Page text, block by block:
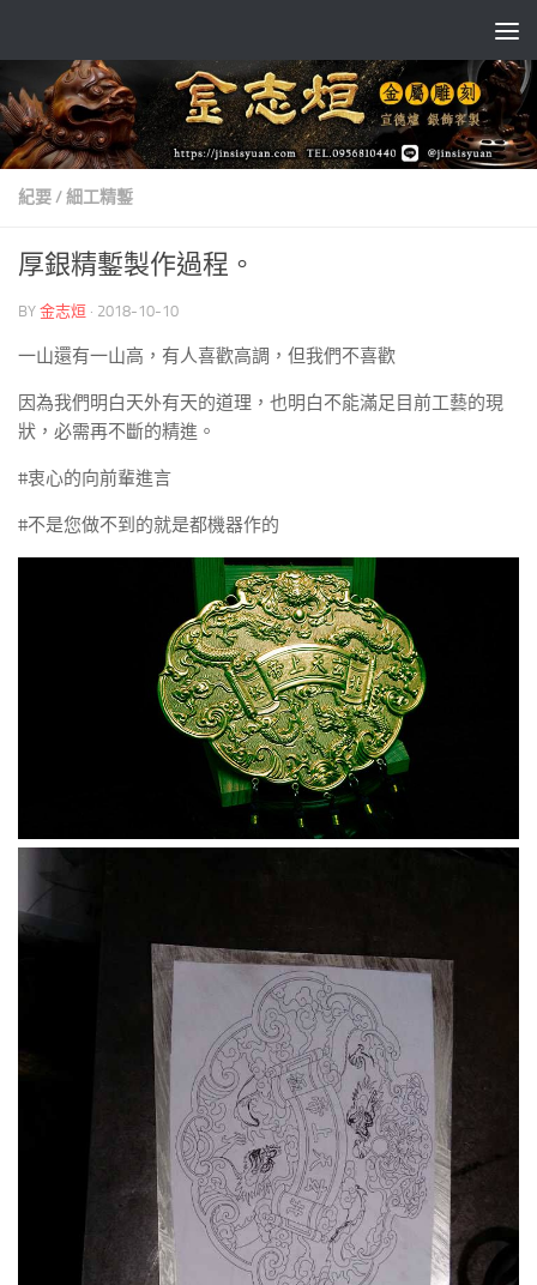
紀要/細工精鏨
厚銀精鏨製作過程。
BY 金志烜 · 2018-10-10
一山還有一山高，有人喜歡高調，但我們不喜歡
因為我們明白天外有天的道理，也明白不能滿足目前工藝的現
狀，必需再不斷的精進。
#衷心的向前輩進言
#不是您做不到的就是都機器作的